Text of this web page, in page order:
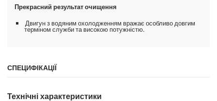
Прекрасний результат очищення
Двигун з водяним охолодженням вражає особливо довгим
терміном служби та високою потужністю.
СПЕЦИФІКАЦІЇ
Технічні характеристики